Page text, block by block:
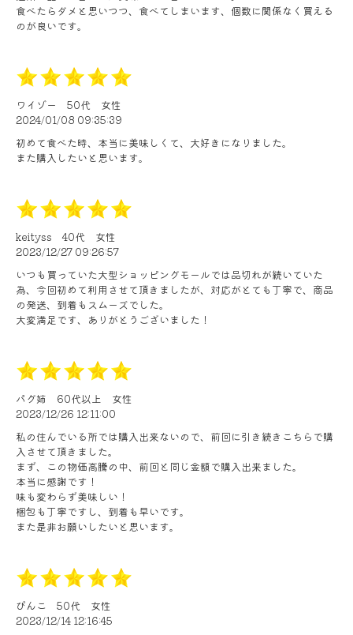
食べたらダメと思いつつ、食べてしまいます、個数に関係なく買える
のが良いです。
ワイゾー 50代
女性
2024/01/08 09:35:39
初めて食べた時、本当に美味しくて、大好きになりました。
また購入したいと思います。
keityss 40代
女性
2023/12/27 09:26:57
いつも買っていた大型ショッピングモールでは品切れが続いていた
為、今回初めて利用させて頂きましたが、対応がとても丁寧で、商品
の発送、到着もスムーズでした。
大変満足です、ありがとうございました！
パグ姉 60代以上
女性
2023/12/26 12:11:00
私の住んでいる所では購入出来ないので、前回に引き続きこちらで購
入させて頂きました。
まず、この物価高騰の中、前回と同じ金額で購入出来ました。
本当に感謝です！
味も変わらず美味しい！
梱包も丁寧ですし、到着も早いです。
また是非お願いしたいと思います。
ぴんこ 50代
女性
2023/12/14 12:16:45